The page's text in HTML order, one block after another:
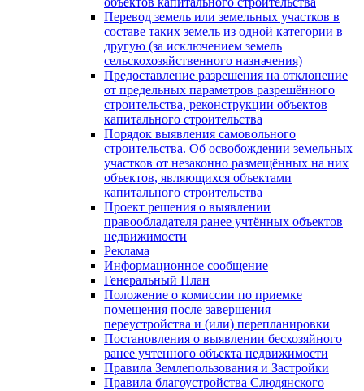
Перевод земель или земельных участков в
составе таких земель из одной категории в
другую (за исключением земель
сельскохозяйственного назначения)
Предоставление разрешения на отклонение
от предельных параметров разрешённого
строительства, реконструкции объектов
капитального строительства
Порядок выявления самовольного
строительства. Об освобождении земельных
участков от незаконно размещённых на них
объектов, являющихся объектами
капитального строительства
Проект решения о выявлении
правообладателя ранее учтённых объектов
недвижимости
Реклама
Информационное сообщение
Генеральный План
Положение о комиссии по приемке
помещения после завершения
переустройства и (или) перепланировки
Постановления о выявлении бесхозяйного
ранее учтенного объекта недвижимости
Правила Землепользования и Застройки
Правила благоустройства Слюдянского